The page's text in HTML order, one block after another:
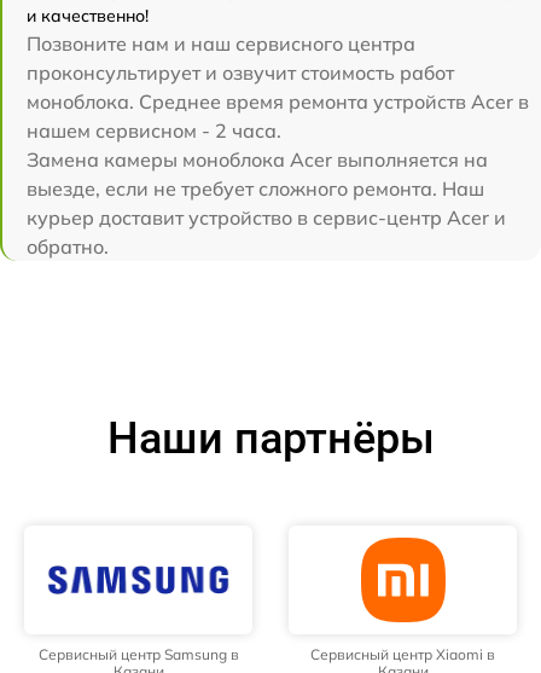
и качественно!
Позвоните нам и наш сервисного центра
проконсультирует и озвучит стоимость работ
моноблока. Среднее время ремонта устройств Acer в
нашем сервисном - 2 часа.
Замена камеры моноблока Acer выполняется на
выезде, если не требует сложного ремонта. Наш
курьер доставит устройство в сервис-центр Acer и
обратно.
Наши партнёры
Сервисный центр Samsung в
Сервисный центр Xiaomi в